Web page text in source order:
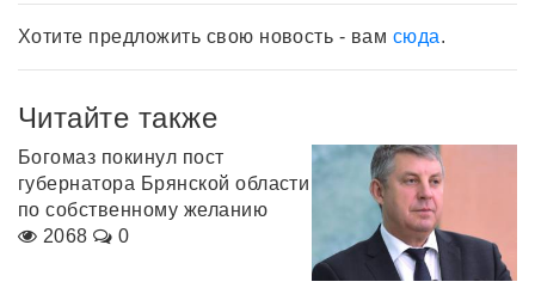
Хотите предложить свою новость - вам сюда.
Читайте также
Богомаз покинул пост
губернатора Брянской области
по собственному желанию
2068
0